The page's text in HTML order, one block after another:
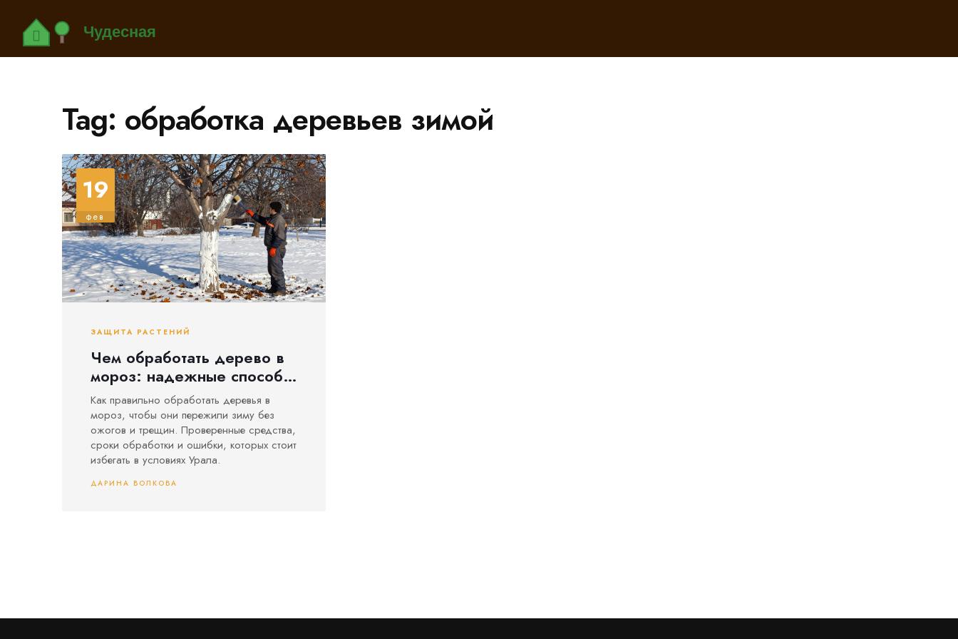
Tag: обработка деревьев зимой
19
фев
ЗАЩИТА РАСТЕНИЙ
Чем обработать дерево в
мороз: надежные способы
защиты от зимних
заморозков
Как правильно обработать деревья в
мороз, чтобы они пережили зиму без
ожогов и трещин. Проверенные средства,
сроки обработки и ошибки, которых стоит
избегать в условиях Урала.
ДАРИНА ВОЛКОВА